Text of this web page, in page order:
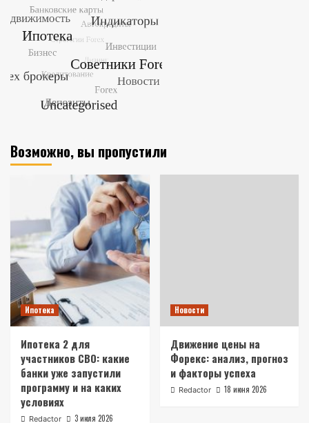
Возможно, вы пропустили
Ипотека
Ипотека 2 для
участников СВО: какие
банки уже запустили
программу и на каких
условиях
Redactor 3 июля 2026
Новости
Движение цены на
Форекс: анализ, прогноз
и факторы успеха
Redactor 18 июня 2026